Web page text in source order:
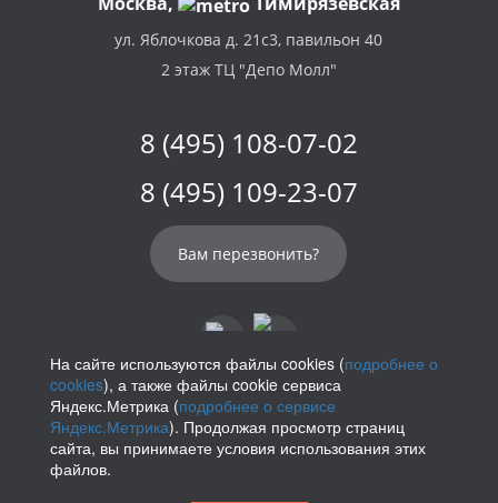
ул. Яблочкова д. 21с3, павильон 40
2 этаж ТЦ "Депо Молл"
8 (495) 108-07-02
8 (495) 109-23-07
Вам перезвонить?
info@parikof.ru
На сайте используются файлы cookies (подробнее о
cookies), а также файлы cookie сервиса
Яндекс.Метрика (подробнее о сервисе
Яндекс.Метрика). Продолжая просмотр страниц
сайта, вы принимаете условия использования этих
файлов.